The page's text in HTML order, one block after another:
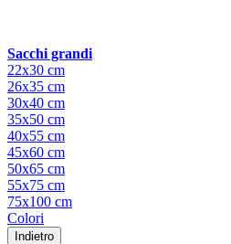
Sacchi grandi
22x30 cm
26x35 cm
30x40 cm
35x50 cm
40x55 cm
45x60 cm
50x65 cm
55x75 cm
75x100 cm
Colori
Indietro